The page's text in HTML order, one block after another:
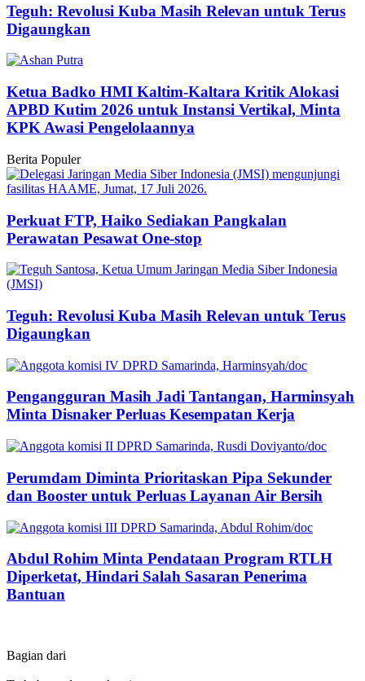
Teguh: Revolusi Kuba Masih Relevan untuk Terus
Digaungkan
Ketua Badko HMI Kaltim-Kaltara Kritik Alokasi
APBD Kutim 2026 untuk Instansi Vertikal, Minta
KPK Awasi Pengelolaannya
Berita Populer
Perkuat FTP, Haiko Sediakan Pangkalan
Perawatan Pesawat One-stop
Teguh: Revolusi Kuba Masih Relevan untuk Terus
Digaungkan
Pengangguran Masih Jadi Tantangan, Harminsyah
Minta Disnaker Perluas Kesempatan Kerja
Perumdam Diminta Prioritaskan Pipa Sekunder
dan Booster untuk Perluas Layanan Air Bersih
Abdul Rohim Minta Pendataan Program RTLH
Diperketat, Hindari Salah Sasaran Penerima
Bantuan
Bagian dari